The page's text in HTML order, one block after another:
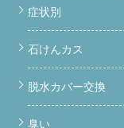
症状別
石けんカス
脱水カバー交換
臭い